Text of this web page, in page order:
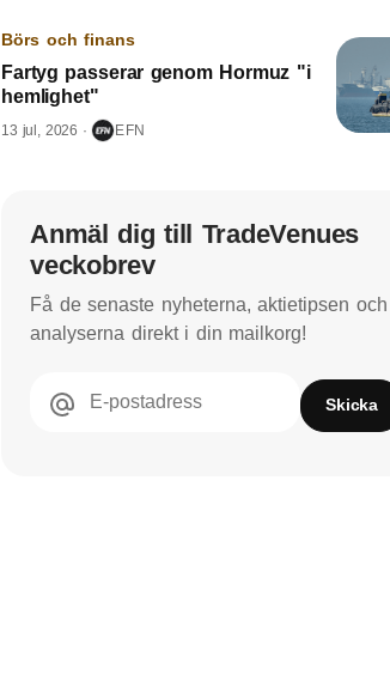
Börs och finans
Fartyg passerar genom Hormuz "i
hemlighet"
13 jul, 2026 EFN
Anmäl dig till TradeVenues
veckobrev
Få de senaste nyheterna, aktietipsen och
analyserna direkt i din mailkorg!
E-postadress Skicka